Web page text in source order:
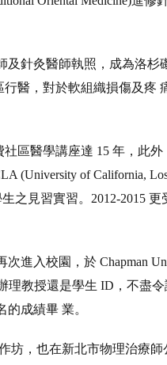
及針灸醫師執照，成為洛杉
醫，對於軟組織損傷及疼
區醫學講座達 15 年，此外
(University of California, Los
之見習實習。2012-2015 更
次進入校園，於 Chapman
理教授還是學生 ID，不盡令
成績畢 業。
坊，也在新北市物理治療師